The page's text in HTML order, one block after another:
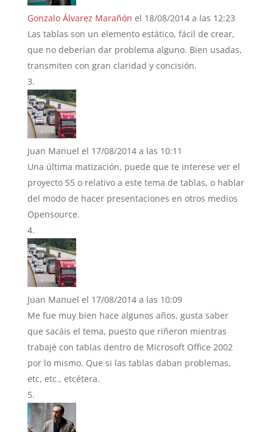
Gonzalo Álvarez Marañón el 18/08/2014 a las 12:23
Las tablas son un elemento estático, fácil de crear,
que no deberían dar problema alguno. Bien usadas,
transmiten con gran claridad y concisión.
Juan Manuel el 17/08/2014 a las 10:11
Una última matización, puede que te interese ver el
proyecto S5 o relativo a este tema de tablas, o hablar
del modo de hacer presentaciones en otros medios
Opensource.
Juan Manuel el 17/08/2014 a las 10:09
Me fue muy bien hace algunos años, gusta saber
que sacáis el tema, puesto que riñeron mientras
trabajé con tablas dentro de Microsoft Office 2002
por lo mismo. Que si las tablas daban problemas,
etc, etc., etcétera.